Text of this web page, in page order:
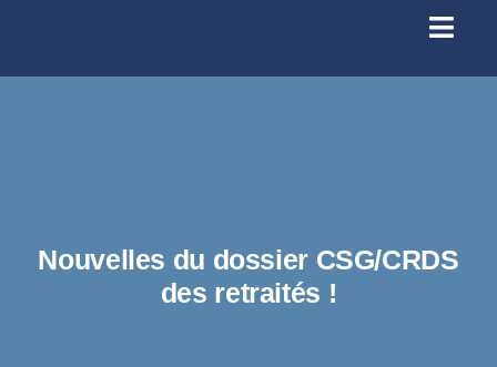
À
Nouvelles du dossier CSG/CRDS
des retraités !